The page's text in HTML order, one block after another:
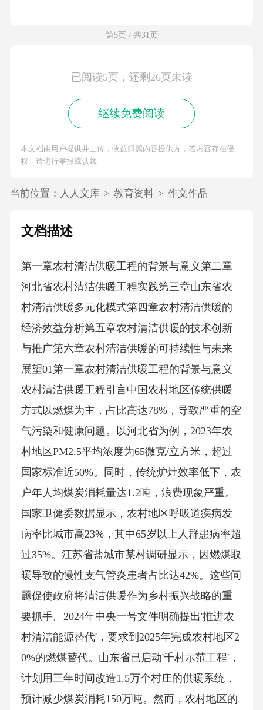
第5页 / 共31页
已阅读5页，还剩26页未读
继续免费阅读
本文档由用户提供并上传，收益归属内容提供方，若内容存在侵
权，请进行举报或认领
当前位置： 人人文库 > 教育资料 > 作文作品
文档描述
第一章农村清洁供暖工程的背景与意义第二章
河北省农村清洁供暖工程实践第三章山东省农
村清洁供暖多元化模式第四章农村清洁供暖的
经济效益分析第五章农村清洁供暖的技术创新
与推广第六章农村清洁供暖的可持续性与未来
展望01第一章农村清洁供暖工程的背景与意义
农村清洁供暖工程引言中国农村地区传统供暖
方式以燃煤为主，占比高达78%，导致严重的空
气污染和健康问题。以河北省为例，2023年农
村地区PM2.5平均浓度为65微克/立方米，超过
国家标准近50%。同时，传统炉灶效率低下，农
户年人均煤炭消耗量达1.2吨，浪费现象严重。
国家卫健委数据显示，农村地区呼吸道疾病发
病率比城市高23%，其中65岁以上人群患病率超
过35%。江苏省盐城市某村调研显示，因燃煤取
暖导致的慢性支气管炎患者占比达42%。这些问
题促使政府将清洁供暖作为乡村振兴战略的重
要抓手。2024年中央一号文件明确提出'推进农
村清洁能源替代'，要求到2025年完成农村地区2
0%的燃煤替代。山东省已启动'千村示范工程'，
计划用三年时间改造1.5万个村庄的供暖系统，
预计减少煤炭消耗150万吨。然而，农村地区的